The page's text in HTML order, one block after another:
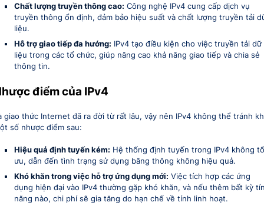
Chất lượng truyền thông cao: Công nghệ IPv4 cung cấp dịch vụ
truyền thông ổn định, đảm bảo hiệu suất và chất lượng truyền tải
liệu.
Hỗ trợ giao tiếp đa hướng: IPv4 tạo điều kiện cho việc truyền tải dữ
liệu trong các tổ chức, giúp nâng cao khả năng giao tiếp và chia sẻ
thông tin.
điểm của IPv4
giao thức Internet đã ra đời từ rất lâu, vậy nên IPv4 không thể tránh
số nhược điểm sau:
Hiệu quả định tuyến kém: Hệ thống định tuyến trong IPv4 không
ưu, dẫn đến tình trạng sử dụng băng thông không hiệu quả.
Khó khăn trong việc hỗ trợ ứng dụng mới: Việc tích hợp các ứng
dụng hiện đại vào IPv4 thường gặp khó khăn, và nếu thêm bất kỳ
năng nào, chi phí sẽ gia tăng do hạn chế về tính linh hoạt.